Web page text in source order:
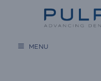
conteúdo
MENU